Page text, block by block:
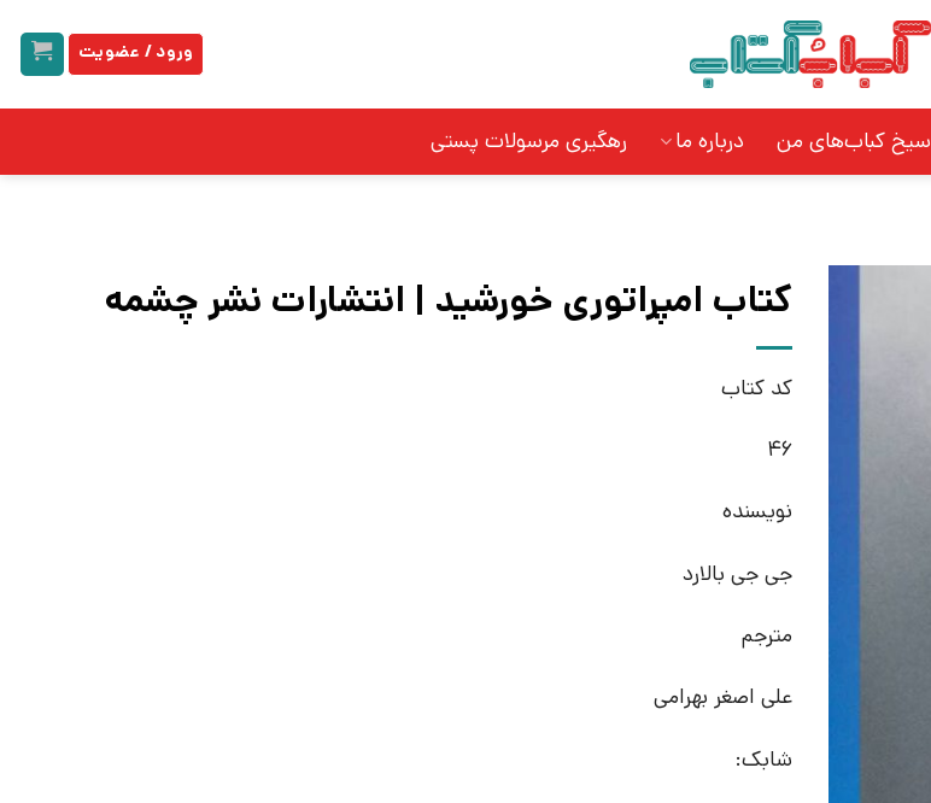
ورود / عضویت
سیخ کباب‌های من درباره ما رهگیری مرسولات پستی
کتاب امپراتوری خورشید | انتشارات نشر چشمه
کد کتاب
46
نویسنده
جی جی بالارد
مترجم
علی اصغر بهرامی
شابک: